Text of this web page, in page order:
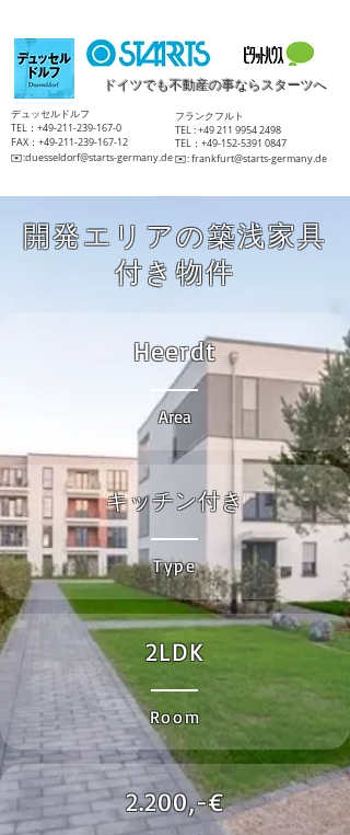
ドイツでも不動産の事ならスターツへ
​デュッセルドルフ
TEL：+49-211-239-167-0
FAX：+49-211-239-167-12
​✉️:duesseldorf@starts-germany.de
​フランクフルト
TEL :+49 211 9954 2498
TEL：+49-152-5391 0847
​✉️:frankfurt@starts-germany.de
開発エリアの築浅家具
付き物件
Heerdt
Area
キッチン付き
Type
2LDK
Room
2.200,-€